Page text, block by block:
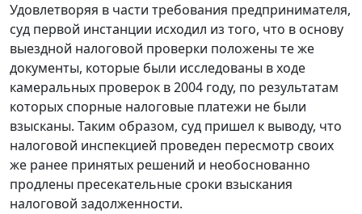
Удовлетворяя в части требования предпринимателя,
суд первой инстанции исходил из того, что в основу
выездной налоговой проверки положены те же
документы, которые были исследованы в ходе
камеральных проверок в 2004 году, по результатам
которых спорные налоговые платежи не были
взысканы. Таким образом, суд пришел к выводу, что
налоговой инспекцией проведен пересмотр своих
же ранее принятых решений и необоснованно
продлены пресекательные сроки взыскания
налоговой задолженности.